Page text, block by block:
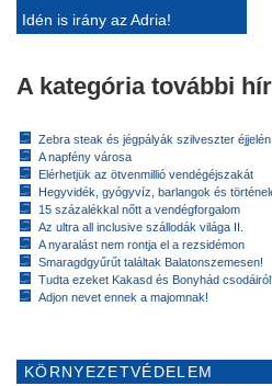
Idén is irány az Adria!
A kategória további
Zebra steak és jégpályák szilveszter éjjelén
A napfény városa
Elérhetjük az ötvenmillió vendégéjszakát
Hegyvidék, gyógyvíz, barlangok és
15 százalékkal nőtt a vendégforgalom
Az ultra all inclusive szállodák világa II.
A nyaralást nem rontja el a rezsidémon
Smaragdgyűrűt találtak Balatonszemesen!
Tudta ezeket Kakasd és Bonyhád
Adjon nevet ennek a majomnak!
KÖRNYEZETVÉDELEM